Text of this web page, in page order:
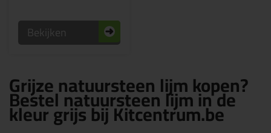
Bekijken
Grijze natuursteen lijm kopen?
Bestel natuursteen lijm in de
kleur grijs bij Kitcentrum.be